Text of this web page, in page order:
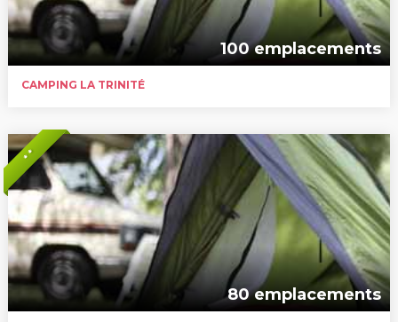
100 emplacements
CAMPING LA TRINITÉ
* *
80 emplacements